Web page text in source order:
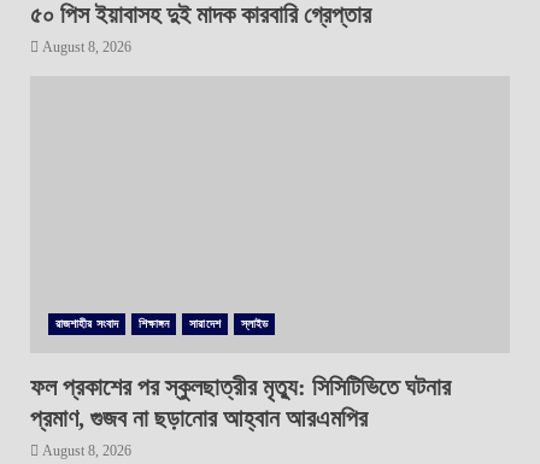
৫০ পিস ইয়াবাসহ দুই মাদক কারবারি গ্রেপ্তার
August 8, 2026
রাজশাহীর সংবাদ শিক্ষাঙ্গন সারাদেশ স্লাইড
ফল প্রকাশের পর স্কুলছাত্রীর মৃত্যু: সিসিটিভিতে ঘটনার
প্রমাণ, গুজব না ছড়ানোর আহ্বান আরএমপির
August 8, 2026